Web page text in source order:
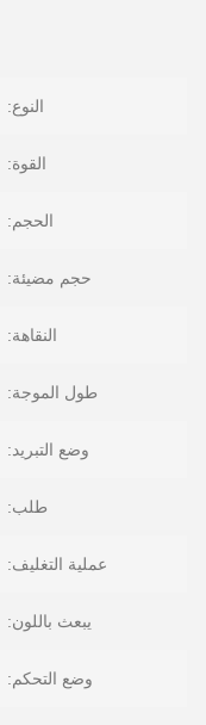
النوع:
القوة:
الحجم:
حجم مضيئة:
النقاهة:
طول الموجة:
وضع التبريد:
طلب:
عملية التغليف:
يبعث باللون:
وضع التحكم: